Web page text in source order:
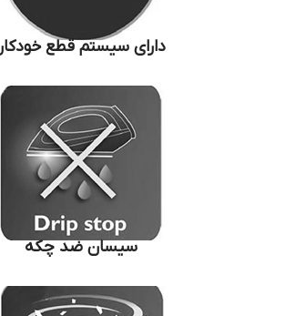
دارای سیستم قطع خودکار
سیسان ضد چکه